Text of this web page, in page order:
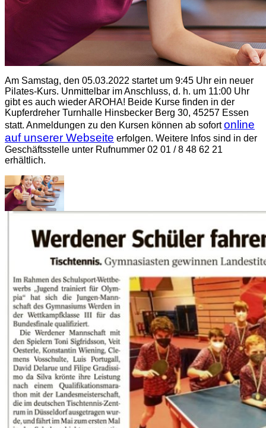
Am Samstag, den 05.03.2022 startet um 9:45 Uhr ein neuer
Pilates-Kurs. Unmittelbar im Anschluss, d. h. um 11:00 Uhr
gibt es auch wieder AROHA! Beide Kurse finden in der
Kupferdreher Turnhalle Hinsbecker Berg 30, 45257 Essen
statt. Anmeldungen zu den Kursen können ab sofortonline
auf unserer Webseite erfolgen. Weitere Infos sind in der
Geschäftsstelle unter Rufnummer 02 01 / 8 48 62 21
erhältlich.